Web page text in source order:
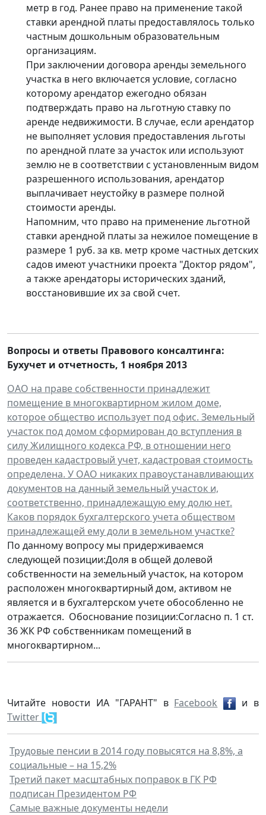
метр в год. Ранее право на применение такой
ставки арендной платы предоставлялось только
частным дошкольным образовательным
организациям.
При заключении договора аренды земельного
участка в него включается условие, согласно
которому арендатор ежегодно обязан
подтверждать право на льготную ставку по
аренде недвижимости. В случае, если арендатор
не выполняет условия предоставления льготы
по арендной плате за участок или используют
землю не в соответствии с установленным видом
разрешенного использования, арендатор
выплачивает неустойку в размере полной
стоимости аренды.
Напомним, что право на применение льготной
ставки арендной платы за нежилое помещение в
размере 1 руб. за кв. метр кроме частных детских
садов имеют участники проекта "Доктор рядом",
а также арендаторы исторических зданий,
восстановившие их за свой счет.
Вопросы и ответы Правового консалтинга:
Бухучет и отчетность, 1 ноября2013
ОАО на праве собственности принадлежит
помещение в многоквартирном жилом доме,
которое общество использует под офис. Земельный
участок под домом сформирован до вступления в
силу Жилищного кодекса РФ, в отношении него
проведен кадастровый учет, кадастровая стоимость
определена. У ОАО никаких правоустанавливающих
документов на данный земельный участок и,
соответственно, принадлежащую ему долю нет.
Каков порядок бухгалтерского учета обществом
принадлежащей ему доли в земельном участке?
По данному вопросу мы придерживаемся
следующей позиции:Доля в общей долевой
собственности на земельный участок, на котором
расположен многоквартирный дом, активом не
является и в бухгалтерском учете обособленно не
отражается. Обоснование позиции:Согласно п. 1 ст.
36 ЖК РФ собственникам помещений в
многоквартирном...
Читайте новости ИА "ГАРАНТ" в Facebook
и в
Twitter
Трудовые пенсии в 2014 году повысятся на 8,8%, а
социальные – на 15,2%
Третий пакет масштабных поправок в ГК РФ
подписан Президентом РФ
Самые важные документы недели